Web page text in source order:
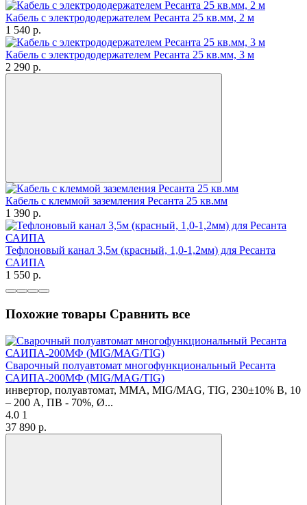
Кабель с электрододержателем Ресанта 25 кв.мм, 2 м
1 540 p.
Кабель с электрододержателем Ресанта 25 кв.мм, 3 м
2 290 p.
Кабель с клеммой заземления Ресанта 25 кв.мм
1 390 p.
Тефлоновый канал 3,5м (красный, 1,0-1,2мм) для Ресанта
САИПА
1 550 p.
Похожие товары Сравнить все
Сварочный полуавтомат многофункциональный Ресанта
САИПА-200МФ (MIG/MAG/TIG)
инвертор, полуавтомат, MMA, MIG/MAG, TIG, 230±10% В, 10
– 200 А, ПВ - 70%, Ø...
4.0 1
37 890 p.